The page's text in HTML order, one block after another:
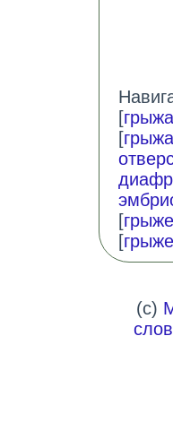
[
[
[
[
(c)